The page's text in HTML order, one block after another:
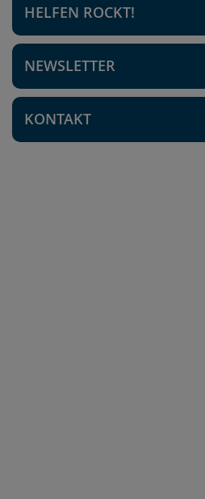
HELFEN ROCKT!
NEWSLETTER
KONTAKT